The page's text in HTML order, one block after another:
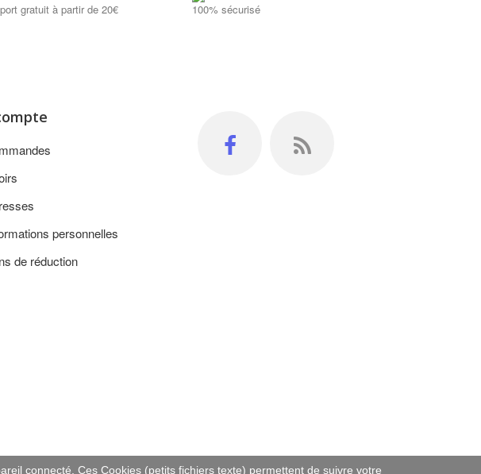
gratuit à partir de 20€ 100% sécurisé
personnelles
de réduction
connecté. Ces Cookies (petits fichiers texte) permettent de suivre votre